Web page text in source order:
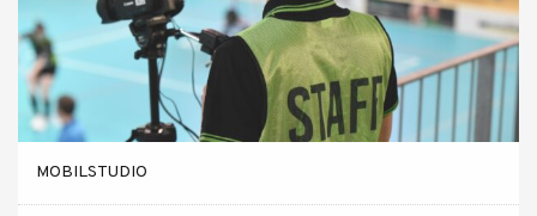
MOBILSTUDIO